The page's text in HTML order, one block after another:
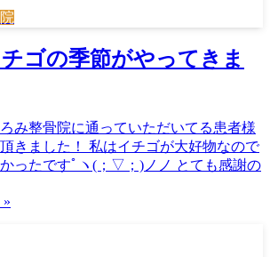
ゴの季節がやってきま
み整骨院に通っていただいてる患者様
きました！ 私はイチゴが大好物なので
ったですﾟヽ(；▽；)ノノ とても感謝の